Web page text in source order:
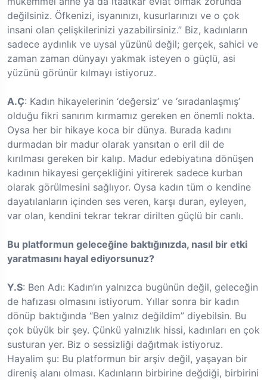
değilsiniz. Öfkenizi, isyanınızı, kusurlarınızı ve o çok
insani olan çelişkilerinizi yazabilirsiniz.” Biz, kadınların
sadece aydınlık ve uysal yüzünü değil; gerçek, sahici ve
zaman zaman dünyayı yakmak isteyen o güçlü, asi
yüzünü görünür kılmayı istiyoruz.
A.Ç: Kadın hikayelerinin ‘değersiz’ ve ‘sıradanlaşmış’
olduğu fikri sanırım kırmamız gereken en önemli nokta.
Oysa her bir hikaye koca bir dünya. Burada kadını
durmadan bir madur olarak yansıtan o eril dil de
kırılması gereken bir kalıp. Madur edebiyatına dönüşen
kadının hikayesi gerçekliğini yitirerek sadece kurban
olarak görülmesini sağlıyor. Oysa kadın tüm o kendine
dayatılanların içinden ses veren, karşı duran, eyleyen,
var olan, kendini tekrar tekrar dirilten güçlü bir canlı.
Bu platformun geleceğine baktığınızda, nasıl bir etki
yaratmasını hayal ediyorsunuz?
Y.S: Ben Adı: Kadın’ın yalnızca bugünün değil, geleceğin
de hafızası olmasını istiyorum. Yıllar sonra bir kadın
dönüp baktığında “Ben yalnız değildim” diyebilsin. Bu
çok büyük bir şey. Çünkü yalnızlık hissi, kadınları en çok
susturan yer. Biz o sessizliği dağıtmak istiyoruz.
Hayalim şu: Bu platformun bir arşiv değil, yaşayan bir
direniş alanı olması. Kadınların birbirine değdiği, birbirini